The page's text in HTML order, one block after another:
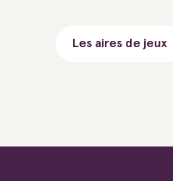
Les aires de jeux